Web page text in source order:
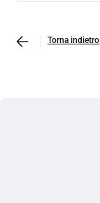
Torna indietro